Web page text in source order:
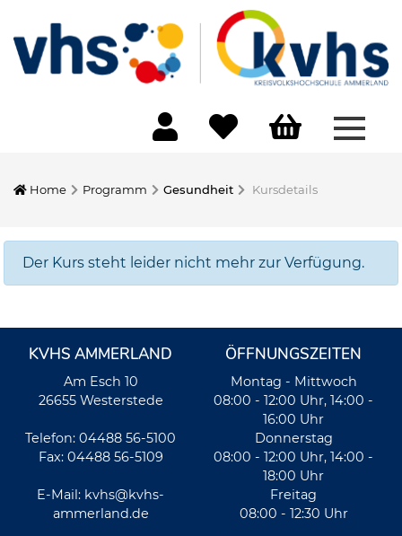
Home Programm Gesundheit Kursdetails
Der Kurs steht leider nicht mehr zur Verfügung.
KVHS AMMERLAND
Am Esch 10
26655 Westerstede
Telefon: 04488 56-5100
Fax: 04488 56-5109
E-Mail: kvhs@kvhs-
ammerland.de
ÖFFNUNGSZEITEN
Montag - Mittwoch
08:00 - 12:00 Uhr, 14:00 -
16:00 Uhr
Donnerstag
08:00 - 12:00 Uhr, 14:00 -
18:00 Uhr
Freitag
08:00 - 12:30 Uhr